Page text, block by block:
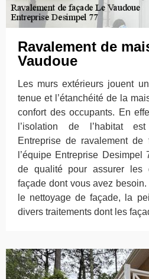
Ravalement de
Vaudoue
Les murs extérieurs jouent
tenue et l’étanchéité de la
confort des occupants. En
l’isolation de l’habitat
Entreprise de ravalement
l’équipe Entreprise
de qualité pour assurer les
façade dont vous avez
le nettoyage de façade, la
divers traitements dont les